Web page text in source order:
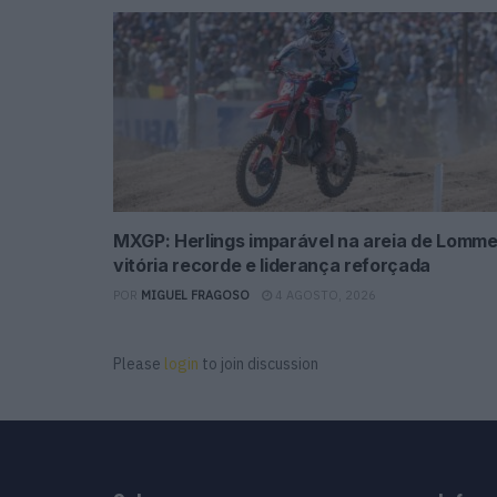
MXGP: Herlings imparável na areia de
vitória recorde e liderança reforçada
MIGUEL FRAGOSO 4 AGOSTO, 2026
Please login to join discussion